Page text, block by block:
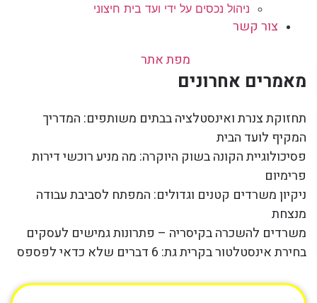
ניהול נכסים על ידי ועד בית חיצוני
צור קשר
מפת אתר
מאמרים אחרונים
תחזוקת צנרת ואינסטלציה בבתים משותפים: המדריך
המקיף לועד הבית
פסיכולוגיית הקונה בשוק היוקרה: מה מניע רוכשי דירות
פרימיום
ניקיון משרדים קטנים וגדולים: המפתח לסביבת עבודה
מנצחת
משרדים להשכרה בקיסריה – פתרונות גמישים לעסקים
בחירת אינסטלטור בקרית גת: 6 דברים שלא כדאי לפספס